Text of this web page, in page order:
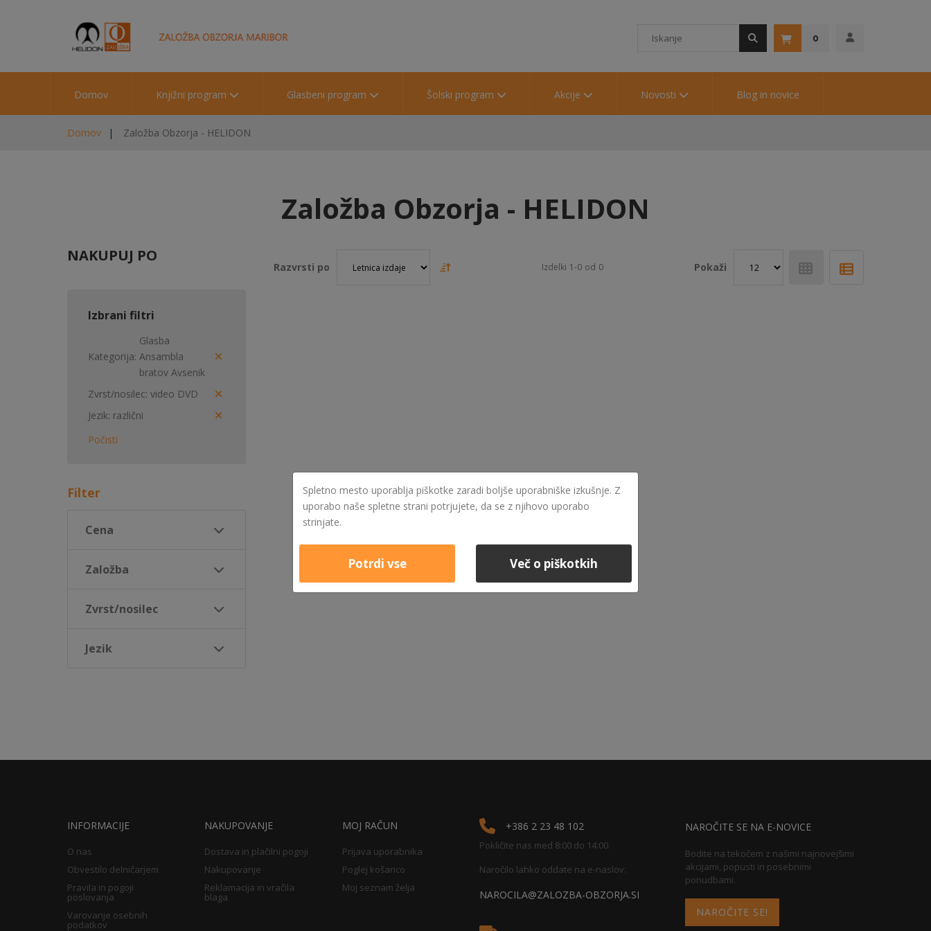
0
Domov Knjižni program Glasbeni program Šolski program Akcije Novosti Blog in novice
Domov Založba Obzorja - HELIDON
Založba Obzorja - HELIDON
Razvrsti po Izdelki 1-0 od 0 Pokaži
NAKUPUJ PO
Izbrani filtri
Kategorija
Glasba
Ansambla
bratov Avsenik
Zvrst/nosilec video DVD
Jezik različni
Počisti
Filter
Cena
Založba
Zvrst/nosilec
Jezik
INFORMACIJE
O nas
Obvestilo delničarjem
Pravila in pogoji
poslovanja
Varovanje osebnih
podatkov
NAKUPOVANJE
Dostava in plačilni pogoji
Nakupovanje
Reklamacija in vračila
blaga
MOJ RAČUN
Prijava uporabnika
Poglej košarico
Moj seznam želja
+386 2 23 48 102
Pokličite nas med 8:00 do 14:00.
Naročilo lahko oddate na e-naslov:
NAROCILA@ZALOZBA-OBZORJA.SI
NAROČITE SE NA E-NOVICE
Bodite na tekočem z našimi najnovejšimi
akcijami, popusti in posebnimi
ponudbami.
NAROČITE SE!
Spletno mesto uporablja piškotke zaradi boljše uporabniške izkušnje. Z
uporabo naše spletne strani potrjujete, da se z njihovo uporabo
strinjate.
Potrdi vse Več o piškotkih